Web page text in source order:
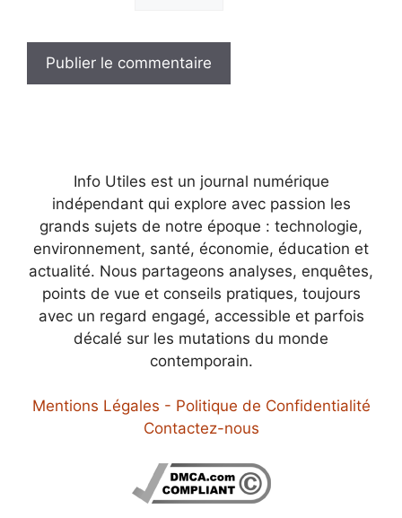
Info Utiles est un journal numérique
indépendant qui explore avec passion les
grands sujets de notre époque : technologie,
environnement, santé, économie, éducation et
actualité. Nous partageons analyses, enquêtes,
points de vue et conseils pratiques, toujours
avec un regard engagé, accessible et parfois
décalé sur les mutations du monde
contemporain.
Mentions Légales - Politique de Confidentialité
Contactez-nous